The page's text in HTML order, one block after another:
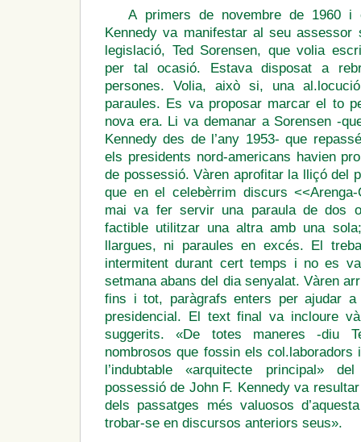
A primers de novembre de 1960 i
Kennedy va manifestar al seu
legislació, Ted Sorensen, que volia
per tal ocasió. Estava disposat a
persones. Volia, això si, una
paraules. Es va proposar marcar el to
nova era. Li va demanar a Sorensen -
Kennedy des de l’any 1953- que
els presidents nord-americans havien
de possessió. Vàren aprofitar la lliçó del
que en el celebèrrim discurs
mai va fer servir una paraula de dos
factible utilitzar una altra amb una
llargues, ni paraules en excés. El
intermitent durant cert temps i no es
setmana abans del dia senyalat. Vàren
fins i tot, paràgrafs enters per ajudar a
presidencial. El text final va incloure
suggerits. «De totes maneres -diu
nombrosos que fossin els
l’indubtable «arquitecte principal»
possessió de John F. Kennedy va
dels passatges més valuosos
trobar-se en discursos anteriors seus».